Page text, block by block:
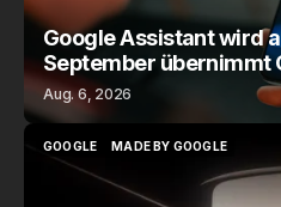
Google Assistant wird
September übernimmt
Aug. 6, 2026
GOOGLE
GOOGLE
MADE BY GOOGLE